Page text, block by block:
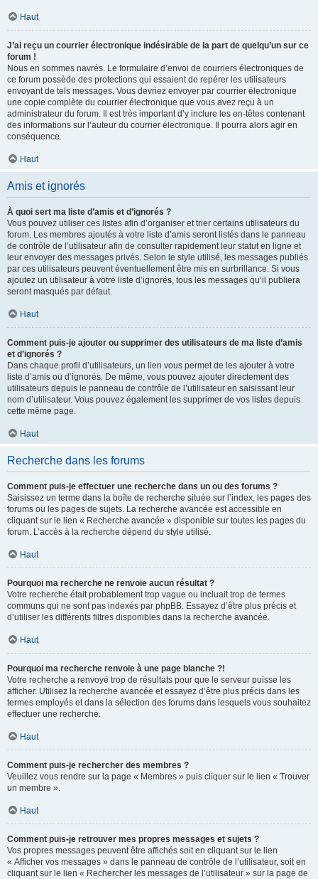
Haut
J’ai reçu un courrier électronique indésirable de la part de quelqu’un sur ce
forum !
Nous en sommes navrés. Le formulaire d’envoi de courriers électroniques de
ce forum possède des protections qui essaient de repérer les utilisateurs
envoyant de tels messages. Vous devriez envoyer par courrier électronique
une copie complète du courrier électronique que vous avez reçu à un
administrateur du forum. Il est très important d’y inclure les en-têtes contenant
des informations sur l’auteur du courrier électronique. Il pourra alors agir en
conséquence.
Haut
Amis et ignorés
À quoi sert ma liste d’amis et d’ignorés ?
Vous pouvez utiliser ces listes afin d’organiser et trier certains utilisateurs du
forum. Les membres ajoutés à votre liste d’amis seront listés dans le panneau
de contrôle de l’utilisateur afin de consulter rapidement leur statut en ligne et
leur envoyer des messages privés. Selon le style utilisé, les messages publiés
par ces utilisateurs peuvent éventuellement être mis en surbrillance. Si vous
ajoutez un utilisateur à votre liste d’ignorés, tous les messages qu’il publiera
seront masqués par défaut.
Haut
Comment puis-je ajouter ou supprimer des utilisateurs de ma liste d’amis
et d’ignorés ?
Dans chaque profil d’utilisateurs, un lien vous permet de les ajouter à votre
liste d’amis ou d’ignorés. De même, vous pouvez ajouter directement des
utilisateurs depuis le panneau de contrôle de l’utilisateur en saisissant leur
nom d’utilisateur. Vous pouvez également les supprimer de vos listes depuis
cette même page.
Haut
Recherche dans les forums
Comment puis-je effectuer une recherche dans un ou des forums ?
Saisissez un terme dans la boîte de recherche située sur l’index, les pages des
forums ou les pages de sujets. La recherche avancée est accessible en
cliquant sur le lien « Recherche avancée » disponible sur toutes les pages du
forum. L’accès à la recherche dépend du style utilisé.
Haut
Pourquoi ma recherche ne renvoie aucun résultat ?
Votre recherche était probablement trop vague ou incluait trop de termes
communs qui ne sont pas indexés par phpBB. Essayez d’être plus précis et
d’utiliser les différents filtres disponibles dans la recherche avancée.
Haut
Pourquoi ma recherche renvoie à une page blanche ?!
Votre recherche a renvoyé trop de résultats pour que le serveur puisse les
afficher. Utilisez la recherche avancée et essayez d’être plus précis dans les
termes employés et dans la sélection des forums dans lesquels vous souhaitez
effectuer une recherche.
Haut
Comment puis-je rechercher des membres ?
Veuillez vous rendre sur la page « Membres » puis cliquer sur le lien « Trouver
un membre ».
Haut
Comment puis-je retrouver mes propres messages et sujets ?
Vos propres messages peuvent être affichés soit en cliquant sur le lien
« Afficher vos messages » dans le panneau de contrôle de l’utilisateur, soit en
cliquant sur le lien « Rechercher les messages de l’utilisateur » sur la page de